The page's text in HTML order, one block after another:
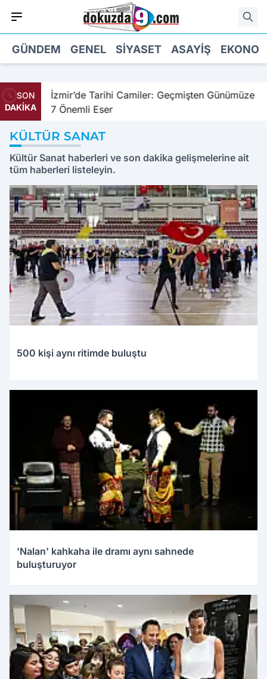
GÜNDEM GENEL SIYASET ASAYIŞ
SON
DAKİKA
İzmir’de Tarihi Camiler: Geçmişten Günümüze
7 Önemli Eser
KÜLTÜR SANAT
Kültür Sanat haberleri ve son dakika gelişmelerine ait
tüm haberleri listeleyin.
500 kişi aynı ritimde buluştu
'Nalan' kahkaha ile dramı aynı sahnede
buluşturuyor